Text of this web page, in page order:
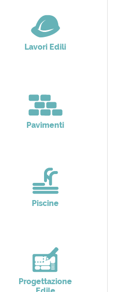
Lavori Edili
Pavimenti
Piscine
Progettazione